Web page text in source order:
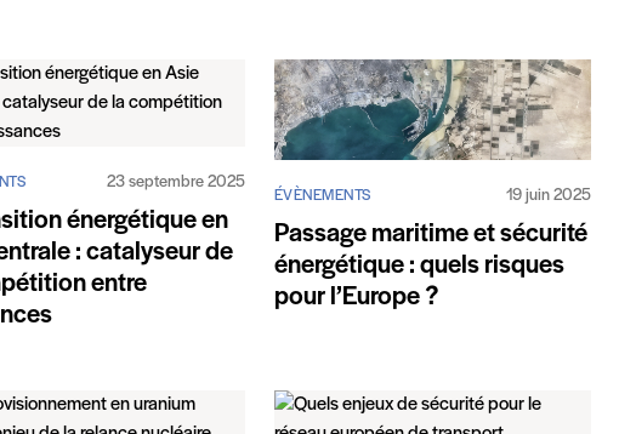
23 septembre 2025
énergétique en
: catalyseur de
entre
ÉVÈNEMENTS 19 juin 2025
Passage maritime et sécurité
énergétique : quels risques
pour l’Europe ?